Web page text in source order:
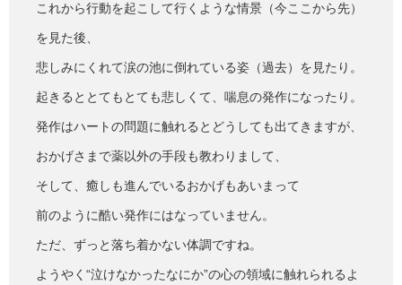
これから行動を起こして行くような情景（今ここから先）
を見た後、
悲しみにくれて涙の池に倒れている姿（過去）を見たり。
起きるととてもとても悲しくて、喘息の発作になったり。
発作はハートの問題に触れるとどうしても出てきますが、
おかげさまで薬以外の手段も教わりまして、
そして、癒しも進んでいるおかげもあいまって
前のように酷い発作にはなっていません。
ただ、ずっと落ち着かない体調ですね。
ようやく“泣けなかったなにか”の心の領域に触れられるよ